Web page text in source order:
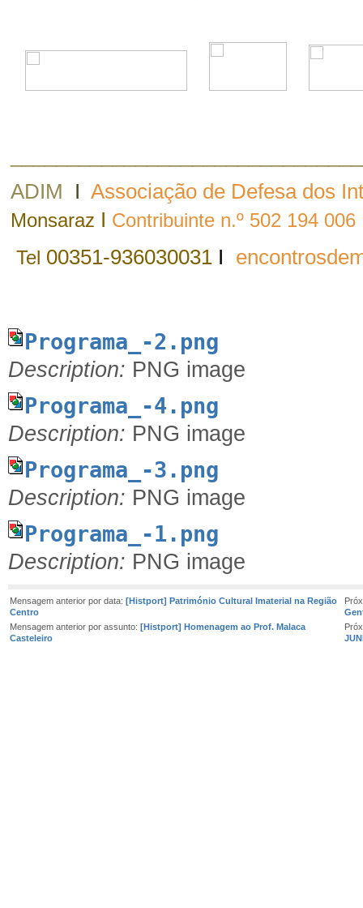
ADIM I Associação de Defesa dos
Monsaraz I Contribuinte n.º 502 194 006
Tel 00351-936030031 I
Programa_-2.png
Description: PNG image
Programa_-4.png
Description: PNG image
Programa_-3.png
Description: PNG image
Programa_-1.png
Description: PNG image
Mensagem anterior por data: [Histport] Património Cultural Imaterial na Região
Centro
Mensagem anterior por assunto: [Histport] Homenagem ao Prof. Malaca
Casteleiro